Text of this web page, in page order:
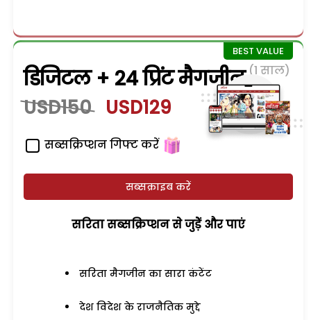
डिजिटल + 24 प्रिंट मैगजीन (1 साल)
USD150 USD129
सब्सक्रिप्शन गिफ्ट करें
सब्सक्राइब करें
सरिता सब्सक्रिप्शन से जुड़ेें और पाएं
सरिता मैगजीन का सारा कंटेंट
देश विदेश के राजनैतिक मुद्दे